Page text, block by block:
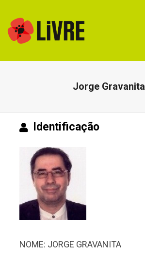
Jorge Gravanita
Identificação
NOME: JORGE GRAVANITA